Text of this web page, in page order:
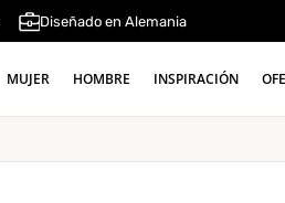
Diseñado en Alemania
MUJER HOMBRE INSPIRACIÓN